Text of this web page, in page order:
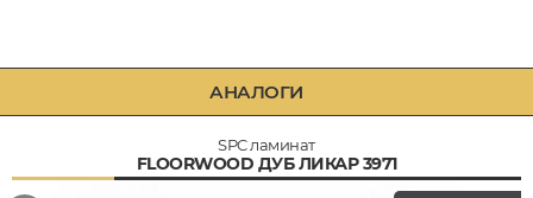
АНАЛОГИ
SPC ламинат
FLOORWOOD ДУБ ЛИКАР 3971